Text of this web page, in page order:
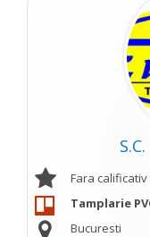
Fara calificativ
Tamplarie
Bucuresti